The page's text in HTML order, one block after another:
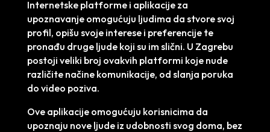
Internetske platforme i aplikacije za
upoznavanje omogućuju ljudima da stvore svoj
profil, opišu svoje interese i preferencije te
pronađu druge ljude koji su im slični. U Zagrebu
postoji veliki broj ovakvih platformi koje nude
različite načine komunikacije, od slanja poruka
do video poziva.
Ove aplikacije omogućuju korisnicima da
upoznaju nove ljude iz udobnosti svog doma, bez